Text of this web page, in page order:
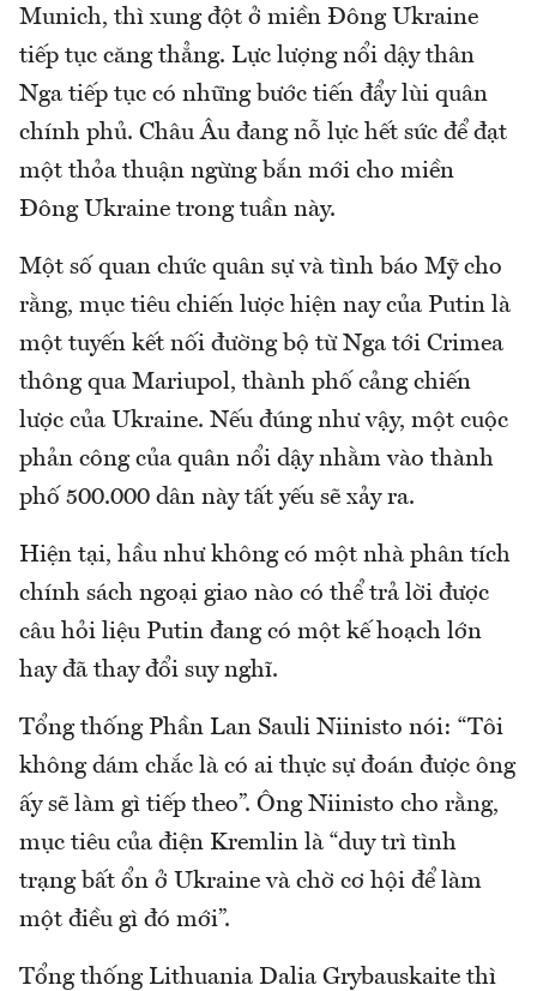
Munich, thì xung đột ở miền Đông Ukraine
tiếp tục căng thẳng. Lực lượng nổi dậy thân
Nga tiếp tục có những bước tiến đẩy lùi quân
chính phủ. Châu Âu đang nỗ lực hết sức để đạt
một thỏa thuận ngừng bắn mới cho miền
Đông Ukraine trong tuần này.
Một số quan chức quân sự và tình báo Mỹ cho
rằng, mục tiêu chiến lược hiện nay của Putin là
một tuyến kết nối đường bộ từ Nga tới Crimea
thông qua Mariupol, thành phố cảng chiến
lược của Ukraine. Nếu đúng như vậy, một cuộc
phản công của quân nổi dậy nhằm vào thành
phố 500.000 dân này tất yếu sẽ xảy ra.
Hiện tại, hầu như không có một nhà phân tích
chính sách ngoại giao nào có thể trả lời được
câu hỏi liệu Putin đang có một kế hoạch lớn
hay đã thay đổi suy nghĩ.
Tổng thống Phần Lan Sauli Niinisto nói: “Tôi
không dám chắc là có ai thực sự đoán được ông
ấy sẽ làm gì tiếp theo”. Ông Niinisto cho rằng,
mục tiêu của điện Kremlin là “duy trì tình
trạng bất ổn ở Ukraine và chờ cơ hội để làm
một điều gì đó mới”.
Tổng thống Lithuania Dalia Grybauskaite thì